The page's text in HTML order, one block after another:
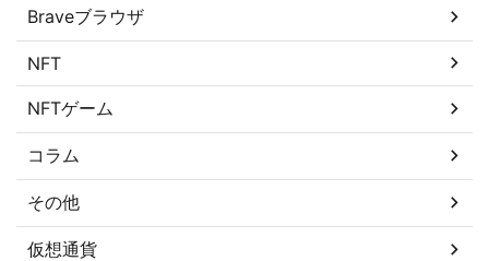
Braveブラウザ
NFT
NFTゲーム
コラム
その他
仮想通貨